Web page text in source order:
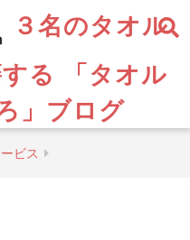
３名のタオル
る 「タオル
」ブログ
ビス